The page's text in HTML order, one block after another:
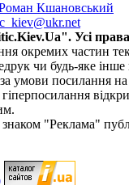
Кшановський
Усі
окремих частин
чи будь-яке
умови посилання
знаком "Реклама"